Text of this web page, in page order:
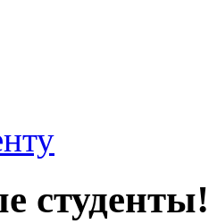
студенты!